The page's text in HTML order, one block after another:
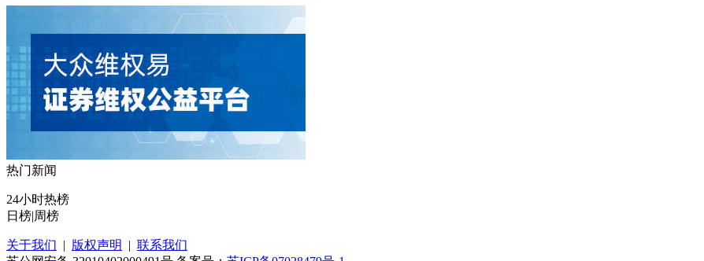
热门新闻
24小时热榜
日榜|周榜
关于我们 | 版权声明 | 联系我们